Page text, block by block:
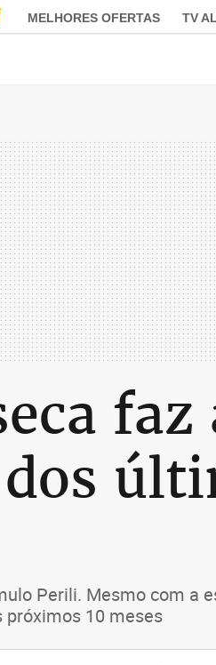
MELHORES OFERTAS TV
faz
Perili. Mesmo com a
10 meses